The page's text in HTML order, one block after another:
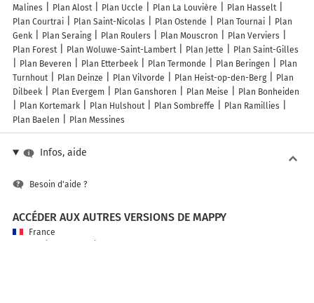
Malines
Plan Alost Plan Uccle Plan La Louvière
Plan Hasselt
Plan Courtrai
Plan Saint-Nicolas Plan Ostende Plan Tournai
Plan
Genk
Plan Seraing Plan Roulers Plan Mouscron
Plan Verviers
Plan Forest
Plan Woluwe-Saint-Lambert Plan Jette
Plan Saint-Gilles
Plan Beveren
Plan Etterbeek Plan Termonde Plan Beringen
Plan
Turnhout
Plan Deinze Plan Vilvorde Plan Heist-op-den-Berg
Plan
Dilbeek
Plan Evergem Plan Ganshoren Plan Meise
Plan Bonheiden
Plan Kortemark
Plan Hulshout Plan Sombreffe
Plan Ramillies
Plan Baelen
Plan Messines
Infos, aide
Besoin d'aide ?
ACCÉDER AUX AUTRES VERSIONS DE MAPPY
France